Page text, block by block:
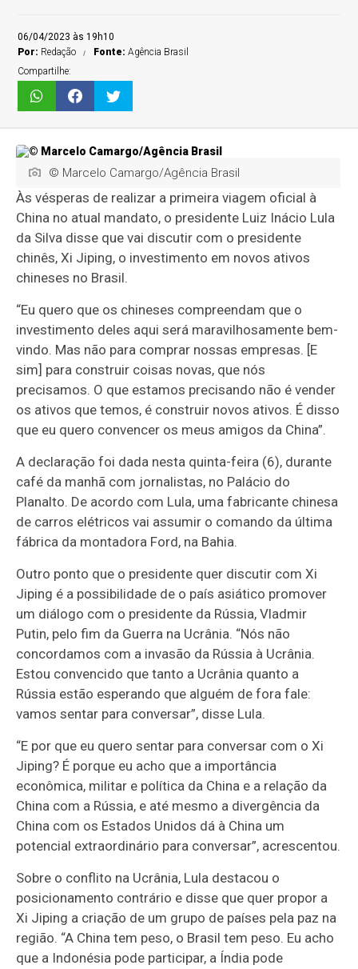
06/04/2023 às 19h10
Por: Redação Fonte:Agência Brasil
Compartilhe:
© Marcelo Camargo/Agência Brasil
Às vésperas de realizar a primeira viagem oficial à
China no atual mandato, o presidente Luiz Inácio Lula
da Silva disse que vai discutir com o presidente
chinês, Xi Jiping, o investimento em novos ativos
chineses no Brasil.
“Eu quero que os chineses compreendam que o
investimento deles aqui será maravilhosamente bem-
vindo. Mas não para comprar nossas empresas. [E
sim] para construir coisas novas, que nós
precisamos. O que estamos precisando não é vender
os ativos que temos, é construir novos ativos. É disso
que eu quero convencer os meus amigos da China”.
A declaração foi dada nesta quinta-feira (6), durante
café da manhã com jornalistas, no Palácio do
Planalto. De acordo com Lula, uma fabricante chinesa
de carros elétricos vai assumir o comando da última
fábrica da montadora Ford, na Bahia.
Outro ponto que o presidente quer discutir com Xi
Jiping é a possibilidade de o país asiático promover
um diálogo com o presidente da Rússia, Vladmir
Putin, pelo fim da Guerra na Ucrânia. “Nós não
concordamos com a invasão da Rússia à Ucrânia.
Estou convencido que tanto a Ucrânia quanto a
Rússia estão esperando que alguém de fora fale:
vamos sentar para conversar”, disse Lula.
“E por que eu quero sentar para conversar com o Xi
Jiping? É porque eu acho que a importância
econômica, militar e política da China e a relação da
China com a Rússia, e até mesmo a divergência da
China com os Estados Unidos dá à China um
potencial extraordinário para conversar”, acrescentou.
Sobre o conflito na Ucrânia, Lula destacou o
posicionamento contrário e disse que quer propor a
Xi Jiping a criação de um grupo de países pela paz na
região. “A China tem peso, o Brasil tem peso. Eu acho
que a Indonésia pode participar, a Índia pode